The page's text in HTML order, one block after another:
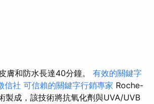
膚和防水長達40分鐘。 有效的關鍵字
信社 可信賴的關鍵字行銷專家 Roche-
製成，該技術將抗氧化劑與UVA/UVB